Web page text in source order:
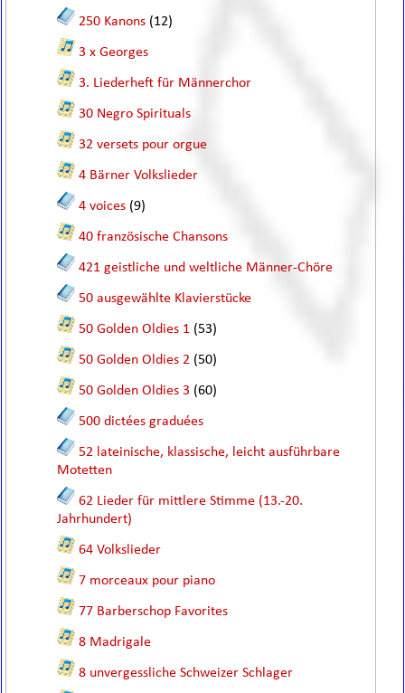
250 Kanons (12)
3 x Georges
3. Liederheft für Männerchor
30 Negro Spirituals
32 versets pour orgue
4 Bärner Volkslieder
4 voices (9)
40 französische Chansons
421 geistliche und weltliche Männer-Chöre
50 ausgewählte Klavierstücke
50 Golden Oldies 1 (53)
50 Golden Oldies 2 (50)
50 Golden Oldies 3 (60)
500 dictées graduées
52 lateinische, klassische, leicht ausführbare
Motetten
62 Lieder für mittlere Stimme (13.-20.
Jahrhundert)
64 Volkslieder
7 morceaux pour piano
77 Barberschop Favorites
8 Madrigale
8 unvergessliche Schweizer Schlager